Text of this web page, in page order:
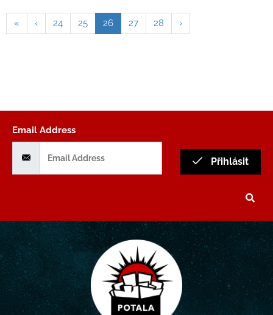
« ‹ 24 25 26 27 28 ›
Email Address
Přihlásit